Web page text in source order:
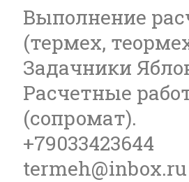
Выполнение
(термех,
Задачники
Расчетные
(сопромат).
+79033423644
termeh@inbox.ru